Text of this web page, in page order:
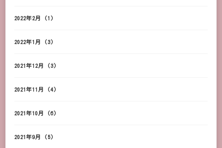
2022年2月 (1)
2022年1月 (3)
2021年12月 (3)
2021年11月 (4)
2021年10月 (6)
2021年9月 (5)